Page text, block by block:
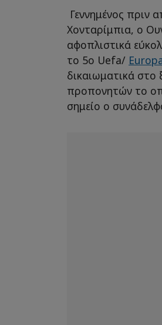
Γεννημένος πριν
Χονταρίμπια, ο
αφοπλιστικά
το 5ο Uefa/
δικαιωματικά
προπονητών το
σημείο ο